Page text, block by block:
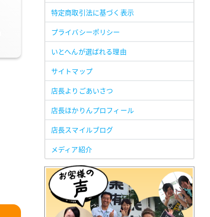
特定商取引法に基づく表示
プライバシーポリシー
いとへんが選ばれる理由
サイトマップ
店長よりごあいさつ
店長ほかりんプロフィール
店長スマイルブログ
メディア紹介